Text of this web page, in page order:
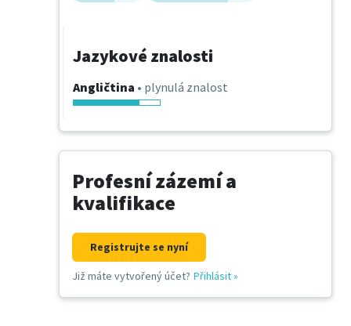
Jazykové znalosti
Angličtina • plynulá znalost
Profesní zázemí a
kvalifikace
Registrujte se nyní
Již máte vytvořený účet? Přihlásit»